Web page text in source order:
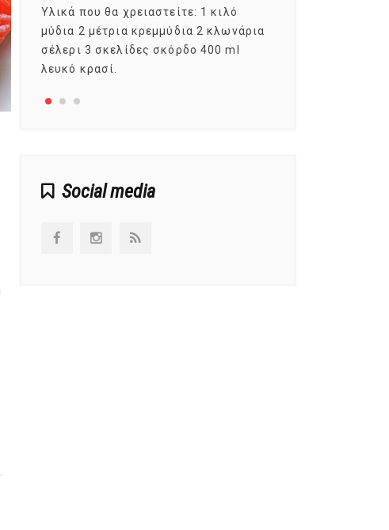
Υλικά που θα χρειαστείτε: 1 κιλό
μύδια 2 μέτρια κρεμμύδια 2 κλωνάρια
σέλερι 3 σκελίδες σκόρδο 400 ml
λευκό κρασί.
Social media